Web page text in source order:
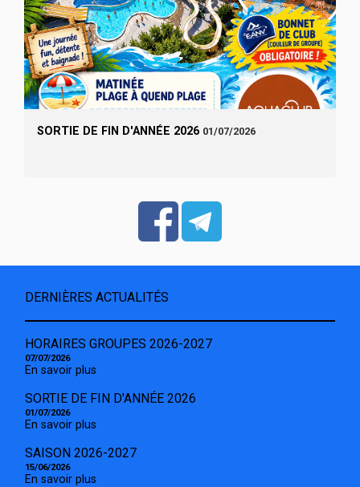
SORTIE DE FIN D'ANNÉE 2026 01/07/2026
DERNIÈRES ACTUALITÉS
HORAIRES GROUPES 2026-2027
07/07/2026
En savoir plus
SORTIE DE FIN D'ANNÉE 2026
01/07/2026
En savoir plus
SAISON 2026-2027
15/06/2026
En savoir plus